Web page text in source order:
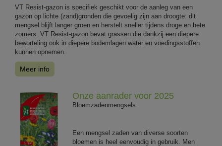
VT Resist-gazon is specifiek geschikt voor de aanleg van een
gazon op lichte (zand)gronden die gevoelig zijn aan droogte: dit
mengsel blijft langer groen en herstelt sneller tijdens droge en hete
zomers. VT Resist-gazon bevat grassen die dankzij een diepere
beworteling ook in diepere bodemlagen water en voedingsstoffen
kunnen opnemen.
Meer info
Onze aanrader voor 2025
Bloemzadenmengsels
Een mengsel zaden van diverse soorten
bloemen is heel eenvoudig in gebruik. Men